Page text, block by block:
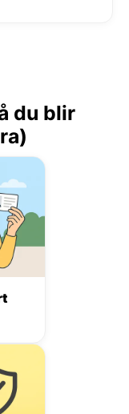
du blir